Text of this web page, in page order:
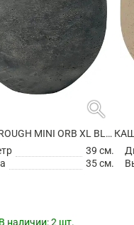
search
КАШПО ROUGH MINI ORB XL BLACK WASHED
39 см.
35 см.
наличии:2 шт.